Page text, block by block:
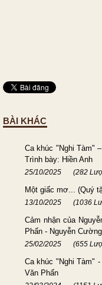
BÀI KHÁC
Ca khúc "Nghi Tàm"
Trình bày: Hiền Anh
25/10/2025 (282
Một giấc mơ... (Quý
13/10/2025 (1036
Cảm nhận của
Phấn - Nguyễn Cường
25/02/2025 (655
Ca khúc "Nghi Tàm"
Văn Phấn